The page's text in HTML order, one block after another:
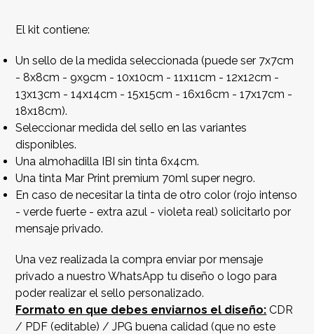
El kit contiene:
Un sello de la medida seleccionada (puede ser 7x7cm
- 8x8cm - 9x9cm - 10x10cm - 11x11cm - 12x12cm -
13x13cm - 14x14cm - 15x15cm - 16x16cm - 17x17cm -
18x18cm).
Seleccionar medida del sello en las variantes
disponibles.
Una almohadilla IBI sin tinta 6x4cm.
Una tinta Mar Print premium 70ml super negro.
En caso de necesitar la tinta de otro color (rojo intenso
- verde fuerte - extra azul - violeta real) solicitarlo por
mensaje privado.
Una vez realizada la compra enviar por mensaje
privado a nuestro WhatsApp tu diseño o logo para
poder realizar el sello personalizado.
Formato en que debes enviarnos el diseño: CDR
/ PDF (editable) / JPG buena calidad (que no este